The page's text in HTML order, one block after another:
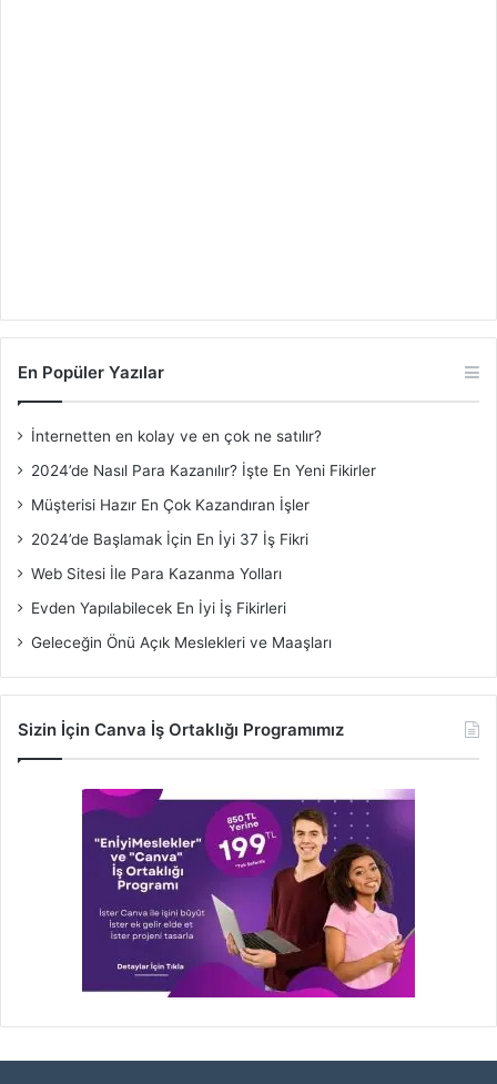
En Popüler Yazılar
İnternetten en kolay ve en çok ne satılır?
2024’de Nasıl Para Kazanılır? İşte En Yeni Fikirler
Müşterisi Hazır En Çok Kazandıran İşler
2024’de Başlamak İçin En İyi 37 İş Fikri
Web Sitesi İle Para Kazanma Yolları
Evden Yapılabilecek En İyi İş Fikirleri
Geleceğin Önü Açık Meslekleri ve Maaşları
Sizin İçin Canva İş Ortaklığı Programımız